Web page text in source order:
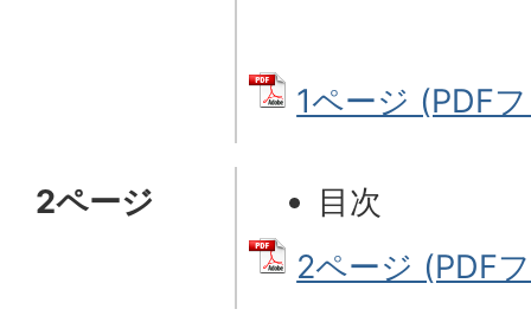
1ページ (PDF
2ページ
目次
2ページ (PDF